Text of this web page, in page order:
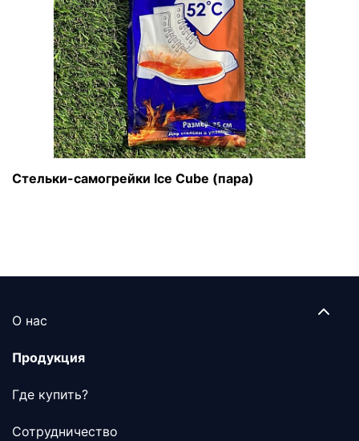
Стельки-самогрейки Ice Cube (пара)
О нас
Продукция
Где купить?
Сотрудничество